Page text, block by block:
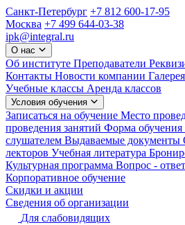
Санкт-Петербург +7 812 600-17-95
Москва +7 499 644-03-38
ipk@integral.ru
О нас
Об институте Преподаватели
Контакты Новости компании Галерея
Учебные классы Аренда классов
Условия обучения
Записаться на обучение Место
проведения занятий Форма обучения
слушателем Выдаваемые документы
лекторов Учебная литература
Культурная программа Вопрос - ответ
Корпоративное обучение
Скидки и акции
Сведения об организации
Для слабовидящих